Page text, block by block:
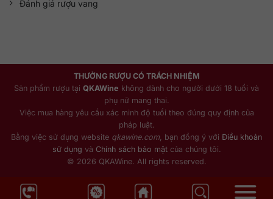
Đánh giá rượu vang
THƯỞNG RƯỢU CÓ TRÁCH NHIỆM
Sản phẩm rượu tại QKAWine không dành cho người dưới 18 tuổi và
phụ nữ mang thai.
Việc mua hàng yêu cầu xác minh độ tuổi theo đúng quy định của
pháp luật.
Bằng việc sử dụng website qkawine.com , bạn đồng ý với Điều khoản
sử dụng và Chính sách bảo mậtcủa chúng tôi.
© 2026 QKAWine. All rights reserved.